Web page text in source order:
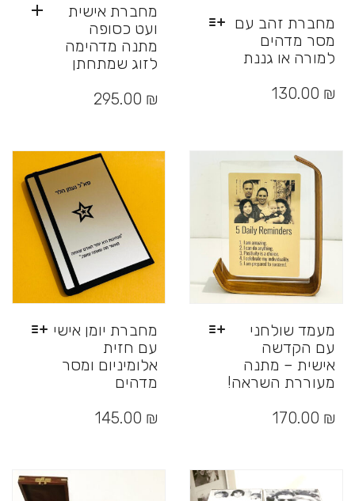
מחברת אישית
ועט כסופה
מתנה מדהימה
לזוג שמתחתן
295.00 ₪
מחברת זהב עם
מסר מדהים
למורה או גננת
זה
ניתן
לבחור
את
האפשרויות
130.00 ₪
מחברת יומן אישי
עם חזית
אלומיניום ומסר
מדהים
זה 145.00 ₪
מעמד שולחני
עם הקדשה
אישית – מתנה
מעוררת השראה!
170.00 ₪